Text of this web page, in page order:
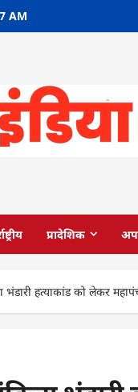
AM
प्रादेशिक
भंडारी हत्याकांड को लेकर